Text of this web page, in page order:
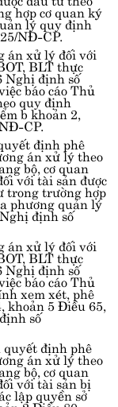
hợp cơ quan ký
lý quy định
NĐ-CP.
án xử lý đối với
BLT thực
Nghị định số
báo cáo Thủ
quy định
b khoản 2,
CP.
định phê
án xử lý theo
bộ, cơ quan
với tài sản được
trong trường hợp
phương quản lý
định số
án xử lý đối với
BLT thực
Nghị định số
báo cáo Thủ
xem xét, phê
khoản 5 Điều 65,
số
định phê
án xử lý theo
bộ, cơ quan
với tài sản bị
lập quyền sở